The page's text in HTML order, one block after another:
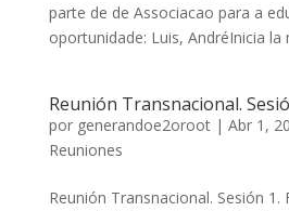
parte de de Associacao para a
oportunidade: Luis, AndréInicia la
Reunión Transnacional.
por generandoe2oroot| Abr 1,
Reuniones
Reunión Transnacional. Sesión